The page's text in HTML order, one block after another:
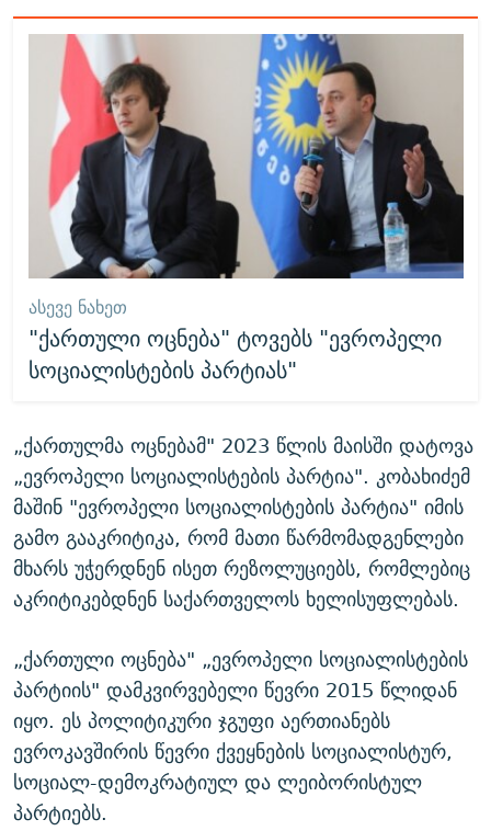
ᲐᲡᲔᲕᲔ ᲜᲐᲮᲔᲗ
"ქართული ოცნება" ტოვებს "ევროპელი
სოციალისტების პარტიას"
„ქართულმა ოცნებამ" 2023 წლის მაისში დატოვა
„ევროპელი სოციალისტების პარტია". კობახიძემ
მაშინ "ევროპელი სოციალისტების პარტია" იმის
გამო გააკრიტიკა, რომ მათი წარმომადგენლები
მხარს უჭერდნენ ისეთ რეზოლუციებს, რომლებიც
აკრიტიკებდნენ საქართველოს ხელისუფლებას.
„ქართული ოცნება" „ევროპელი სოციალისტების
პარტიის" დამკვირვებელი წევრი 2015 წლიდან
იყო. ეს პოლიტიკური ჯგუფი აერთიანებს
ევროკავშირის წევრი ქვეყნების სოციალისტურ,
სოციალ-დემოკრატიულ და ლეიბორისტულ
პარტიებს.